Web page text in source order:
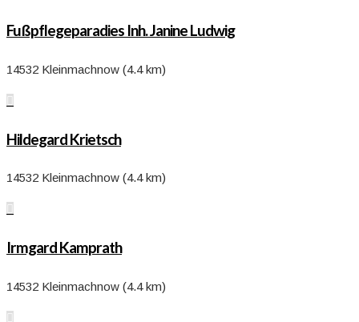
Fußpflegeparadies Inh. Janine Ludwig
14532 Kleinmachnow (4.4 km)

Hildegard Krietsch
14532 Kleinmachnow (4.4 km)

Irmgard Kamprath
14532 Kleinmachnow (4.4 km)
